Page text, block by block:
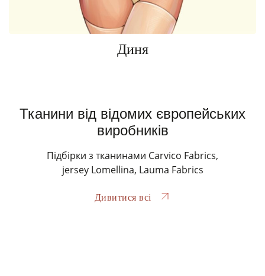
Диня
Тканини від відомих європейських
виробників
Підбірки з тканинами Carvico Fabrics,
jersey Lomellina, Lauma Fabrics
Дивитися всі